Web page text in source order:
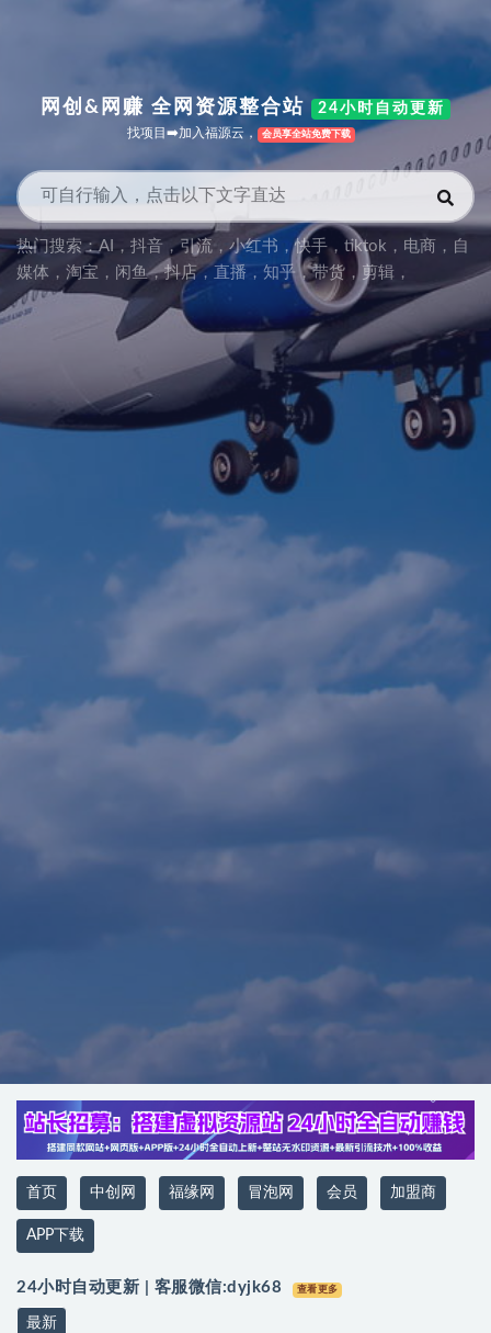
网创&网赚 全网资源整合站 24小时自动更新
找项目➡️加入福源云， 会员享全站免费下载
热门搜索：AI ， 抖音 ，引流， 小红书 ，快手， tiktok ， 电商 ， 自
媒体 ， 淘宝 ， 闲鱼，抖店，直播 ， 知乎 ，带货 ， 剪辑 ，
首页 中创网 福缘网 冒泡网 会员 加盟商
APP下载
24小时自动更新 | 客服微信:dyjk68 查看更多
最新